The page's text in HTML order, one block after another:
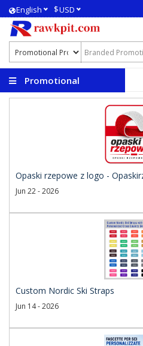
English $USD
Promotional
Opaski rzepowe z logo -
Jun 22 - 2026
Custom Nordic Ski Straps
Jun 14 - 2026